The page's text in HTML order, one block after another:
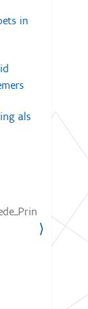
in
als